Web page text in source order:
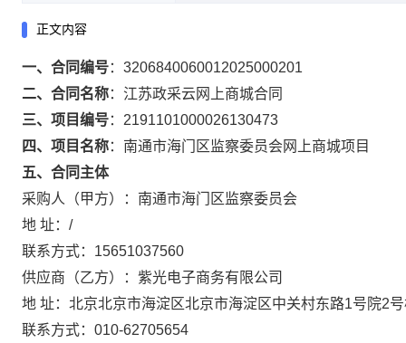
正文内容
一、合同编号： 3206840060012025000201
二、合同名称： 江苏政采云网上商城合同
三、项目编号： 2191101000026130473
四、项目名称： 南通市海门区监察委员会网上商城项目
五、合同主体
采购人（甲方）： 南通市海门区监察委员会
地 址： /
联系方式： 15651037560
供应商（乙方）： 紫光电子商务有限公司
地 址： 北京北京市海淀区北京市海淀区中关村东路1号院2
联系方式： 010-62705654